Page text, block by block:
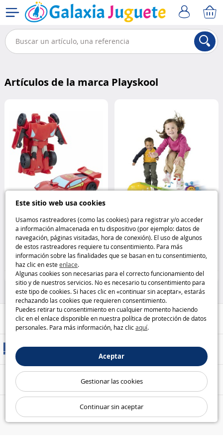
Este sitio web usa cookies
Usamos rastreadores (como las cookies) para registrar y/o acceder
a información almacenada en tu dispositivo (por ejemplo: datos de
navegación, páginas visitadas, hora de conexión). El uso de algunos
de estos rastreadores requiere tu consentimiento. Para más
información sobre las finalidades que se basan en tu consentimiento,
haz clic en esteenlace.
Algunas cookies son necesarias para el correcto funcionamiento del
sitio y de nuestros servicios. No es necesario tu consentimiento para
este tipo de cookies. Si haces clic en «continuar sin aceptar», estarás
rechazando las cookies que requieren consentimiento.
Puedes retirar tu consentimiento en cualquier momento haciendo
clic en el enlace disponible en nuestra política de protección de datos
personales. Para más información, haz clicaquí.
Aceptar
Gestionar las cookies
Continuar sin aceptar
Artículos de la marca Playskool
Transformers Rescue Bots
Bumblebee Playskool Heroes
Playskool
11,95€
Vehículos y pistas
Salta-AbejitaPlayskool
9,95€
Juguetes para la Primera
Infancia
Ayuda / Contacto
Métodos de entrega
Pago seguro
Nuestras garantías